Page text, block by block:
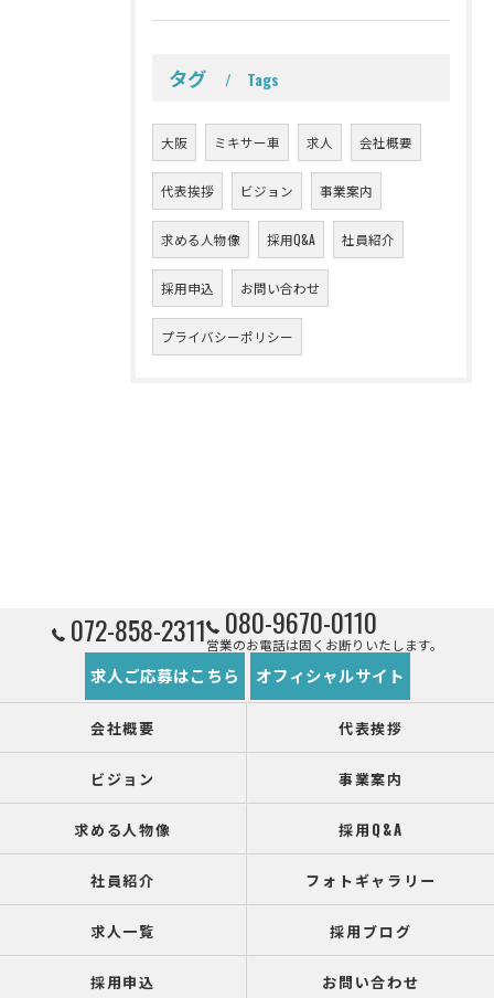
タグ Tags
大阪 ミキサー車 求人 会社概要
代表挨拶 ビジョン 事業案内
求める人物像 採用Q&A 社員紹介
採用申込 お問い合わせ
プライバシーポリシー
072-858-2311 080-9670-0110
営業のお電話は固くお断りいたします。
求人ご応募はこちら オフィシャルサイト
会社概要 代表挨拶
ビジョン 事業案内
求める人物像 採用Q&A
社員紹介 フォトギャラリー
求人一覧 採用ブログ
採用申込 お問い合わせ